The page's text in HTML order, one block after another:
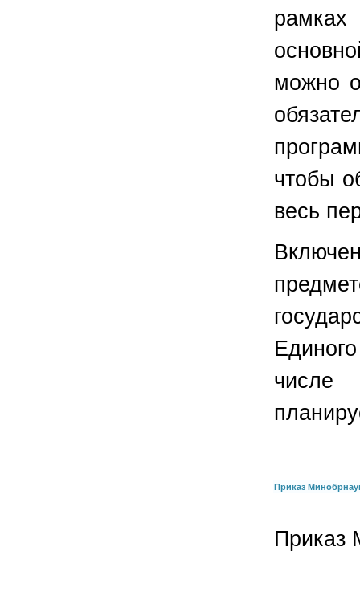
рамках
можно
чтобы
весь
Приказ
Приказ